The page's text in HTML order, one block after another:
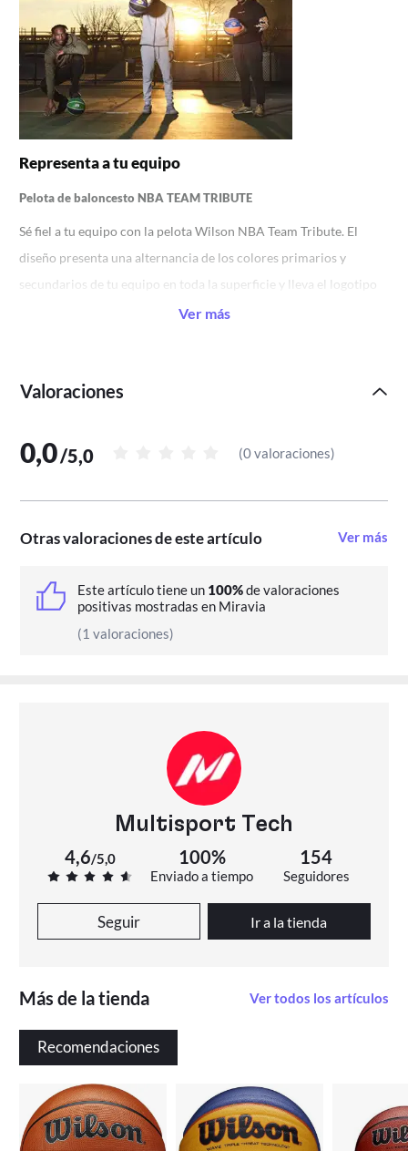
Representa a tu equipo
Pelota de baloncesto NBA TEAM TRIBUTE
Sé fiel a tu equipo con la pelota Wilson NBA Team Tribute. El
diseño presenta una alternancia de los colores primarios y
secundarios de tu equipo en toda la superficie y lleva el logotipo
en la parte delantera. La pelota está equipada con la cubierta
Sus ventajas de un vistazo:
Caucho de alta calidad
Construcción de ranuras profesional
Ver más
Valoraciones
0,0/5,0 (0 valoraciones)
Otras valoraciones de este artículo Ver más
Este artículo tiene un 100%de valoraciones
positivas mostradas en Miravia
(1 valoraciones)
Multisport Tech
4,6/5,0 100%
Enviado a tiempo
154
Seguidores
Seguir Ir a la tienda
Más de la tienda Ver todos los artículos
Recomendaciones